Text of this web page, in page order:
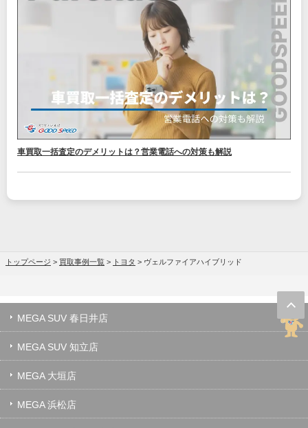
車買取一括査定のデメリットは？営業電話への対策も解説
トップページ > 買取事例一覧 > トヨタ > ヴェルファイアハイブリッド
MEGA SUV 春日井店
MEGA SUV 知立店
MEGA 大垣店
MEGA 浜松店